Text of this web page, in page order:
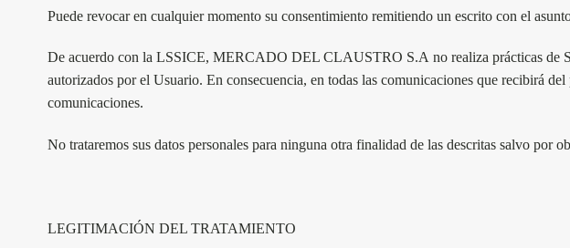
Puede revocar en cualquier momento su consentimiento remitiendo un escrito con el
De acuerdo con la LSSICE, MERCADO DEL CLAUSTRO S.A no realiza prácticas de
autorizados por el Usuario. En consecuencia, en todas las comunicaciones que recibirá
comunicaciones.
No trataremos sus datos personales para ninguna otra finalidad de las descritas salvo por
LEGITIMACIÓN DEL TRATAMIENTO